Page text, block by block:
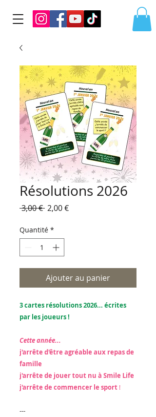
Résolutions 2026
3,00 € Prix
2,00 €Prix
Quantité *
Ajouter au panier
3 cartes résolutions 2026... écrites
par les joueurs !
Cette année...
j'arrête d'être agréable aux repas de
famille
j'arrête de jouer tout nu à Smile Life
j'arrête de commencer le sport !
---